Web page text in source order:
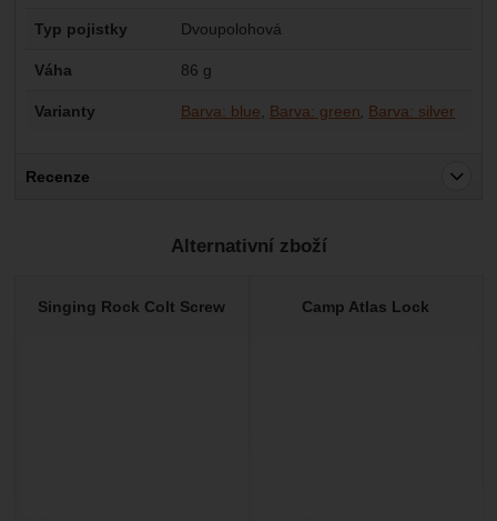
Typ pojistky Dvoupolohová
Váha 86 g
Varianty Barva: blue Barva: green Barva: silver
Recenze
Nebyla přidána žádná recenze.
Alternativní zboží
Singing Rock Colt Screw Camp Atlas Lock